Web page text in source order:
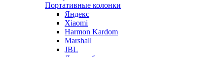
Портативные колонки
Яндекс
Xiaomi
Harmon Kardom
Marshall
JBL